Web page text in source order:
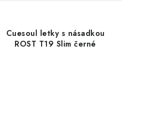
Cuesoul letky s násadkou
ROST T19 Slim černé